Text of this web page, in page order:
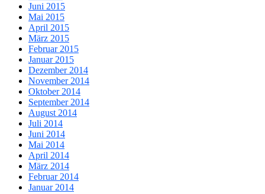
Juni 2015
Mai 2015
April 2015
März 2015
Februar 2015
Januar 2015
Dezember 2014
November 2014
Oktober 2014
September 2014
August 2014
Juli 2014
Juni 2014
Mai 2014
April 2014
März 2014
Februar 2014
Januar 2014